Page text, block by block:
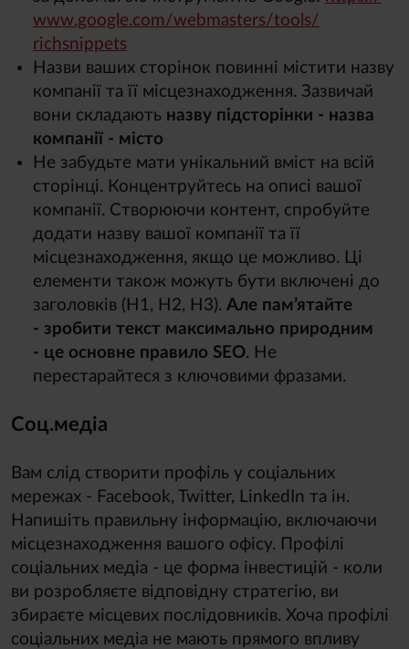
www.google.com/webmasters/tools/
richsnippets
Назви ваших сторінок повинні містити назву
компанії та її місцезнаходження. Зазвичай
вони складають назву підсторінки - назва
компанії - місто
Не забудьте мати унікальний вміст на всій
сторінці. Концентруйтесь на описі вашої
компанії. Створюючи контент, спробуйте
додати назву вашої компанії та її
місцезнаходження, якщо це можливо. Ці
елементи також можуть бути включені до
заголовків (H1, H2, H3). Але пам’ятайте
- зробити текст максимально природним
- це основне правило SEO. Не
перестарайтеся з ключовими фразами.
Соц.медіа
Вам слід створити профіль у соціальних
мережах - Facebook, Twitter, LinkedIn та ін.
Напишіть правильну інформацію, включаючи
місцезнаходження вашого офісу. Профілі
соціальних медіа - це форма інвестицій - коли
ви розробляєте відповідну стратегію, ви
збираєте місцевих послідовників. Хоча профілі
соціальних медіа не мають прямого впливу